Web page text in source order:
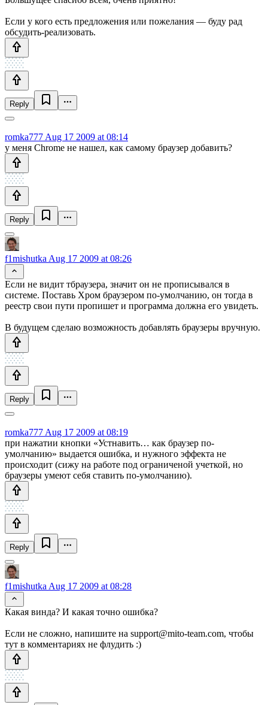
Если у кого есть предложения или пожелания — буду рад
обсудить-реализовать.
Reply
romka777 Aug 17 2009 at 08:14
у меня Chrome не нашел, как самому браузер добавить?
Reply
f1mishutka Aug 17 2009 at 08:26
Если не видит тбраузера, значит он не прописывался в
системе. Поставь Хром браузером по-умолчанию, он тогда в
реестр свои пути пропишет и программа должна его увидеть.
В будущем сделаю возможность добавлять браузеры вручную.
Reply
romka777 Aug 17 2009 at 08:19
при нажатии кнопки «Устнавить… как браузер по-
умолчанию» выдается ошибка, и нужного эффекта не
происходит (сижу на работе под ограниченой учеткой, но
браузеры умеют себя ставить по-умолчанию).
Reply
f1mishutka Aug 17 2009 at 08:28
Какая винда? И какая точно ошибка?
Если не сложно, напишите на support@mito-team.com, чтобы
тут в комментариях не флудить :)